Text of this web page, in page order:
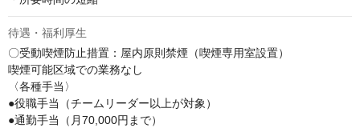
待遇・福利厚生
〇受動喫煙防止措置：屋内原則禁煙（喫煙専用室設置）
喫煙可能区域での業務なし
〈各種手当〉
●役職手当（チームリーダー以上が対象）
●通勤手当（月70,000円まで）